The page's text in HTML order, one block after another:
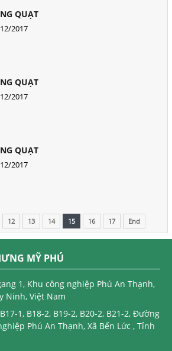
QUẠT
2017
QUẠT
2017
QUẠT
2017
12 13 14 15 16 17 End
MỸ PHÚ
1, Khu công nghiệp Phú An Thạnh,
Ninh, Việt Nam
1, B18-2, B19-2, B20-2, B21-2, Đường
Phú An Thạnh, Xã Bến Lức , Tỉnh